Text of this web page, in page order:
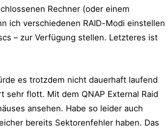
Rechner (oder einem
ich verschiedenen RAID-Modi einstellen
– zur Verfügung stellen. Letzteres ist
es trotzdem nicht dauerhaft laufend
flott. Mit dem QNAP External Raid
ansehen. Habe so leider auch
bereits Sektorenfehler haben. Das